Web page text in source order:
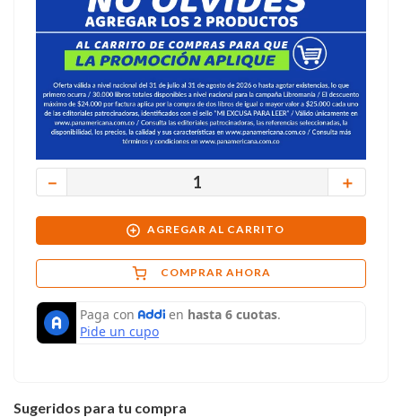
＋
－
AGREGAR AL CARRITO
COMPRAR AHORA
Sugeridos para tu compra